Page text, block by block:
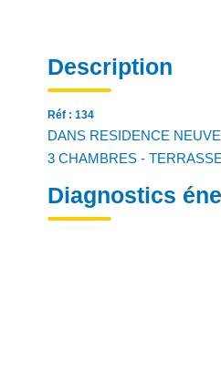
Description
Réf : 134
DANS RESIDENCE
3 CHAMBRES -
Diagnostics